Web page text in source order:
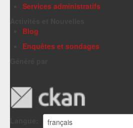
Services administratifs
Blog
Enquêtes et sondages